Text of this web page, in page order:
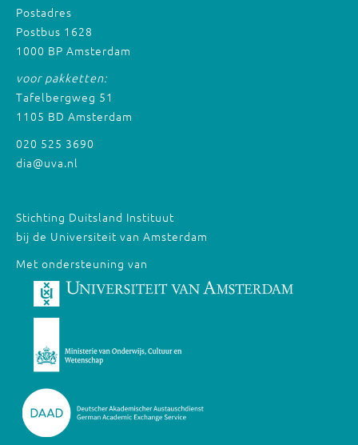
Postadres
Postbus 1628
1000 BP Amsterdam
voor pakketten:
Tafelbergweg 51
1105 BD Amsterdam
020 525 3690
dia@uva.nl
Stichting Duitsland Instituut
bij de Universiteit van Amsterdam
Met ondersteuning van